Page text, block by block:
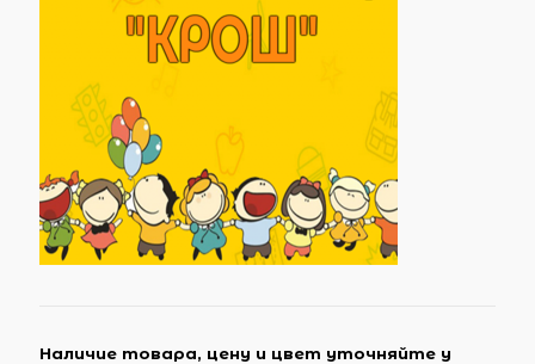
Наличие товара, цену и цвет уточняйте у